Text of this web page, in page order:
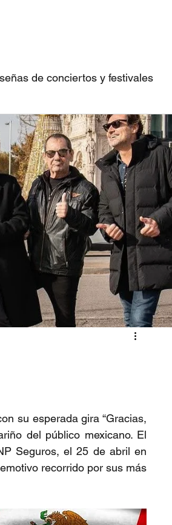
de conciertos y festivales
su esperada gira “Gracias,
del público mexicano. El
Seguros, el 25 de abril en
recorrido por sus más